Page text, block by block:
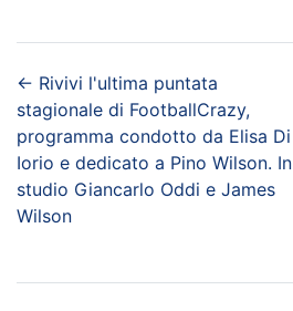
← Rivivi l'ultima puntata
stagionale di FootballCrazy,
programma condotto da Elisa Di
Iorio e dedicato a Pino Wilson. In
studio Giancarlo Oddi e James
Wilson